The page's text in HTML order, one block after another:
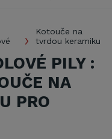
Kotouče na
tvrdou keramiku
PILY :
NA
PRO